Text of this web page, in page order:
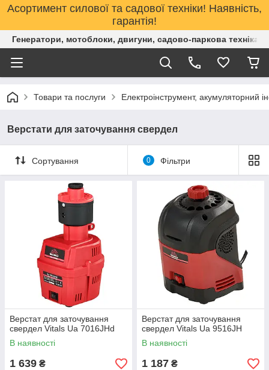
Асортимент силової та садової техніки! Наявність,
гарантія!
Генератори, мотоблоки, двигуни, садово-паркова техніка.
Товари та послуги Електроінструмент, акумуляторний
Верстати для заточування свердел
Сортування 0 Фільтри
Верстат для заточування
свердел Vitals Ua 7016JHd
В наявності
1 639 ₴
Верстат для заточування
свердел Vitals Ua 9516JH
В наявності
1 187 ₴